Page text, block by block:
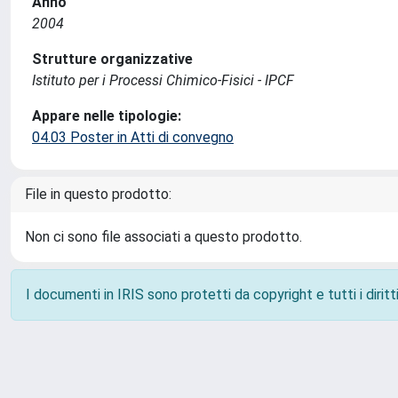
2004
Strutture organizzative
Istituto per i Processi Chimico-Fisici - IPCF
Appare nelle tipologie:
04.03 Poster in Atti di convegno
File in questo prodotto:
Non ci sono file associati a questo prodotto.
I documenti in IRIS sono protetti da copyright e tutti i